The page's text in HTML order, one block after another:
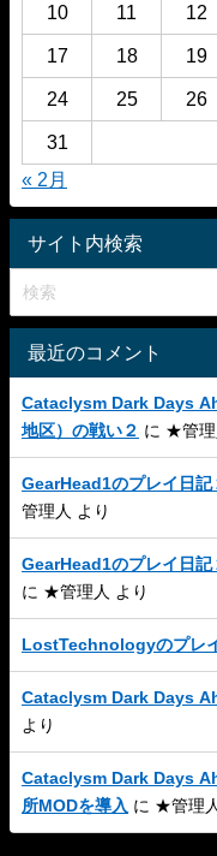
10 11 12
17 18 19
24 25 26
31
« 2月
サイト内検索
最近のコメント
Cataclysm Dark Days
地区）の戦い２ に ★管理
GearHead1のプレイ日
管理人
より
GearHead1のプレイ日記
に ★管理人 より
LostTechnologyのプレ
Cataclysm Dark Days
より
Cataclysm Dark Days
所MODを導入 に ★管理人